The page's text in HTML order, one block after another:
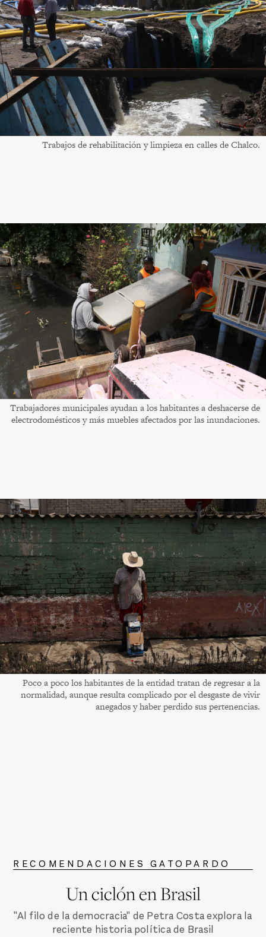
Trabajos de rehabilitación y limpieza en calles de Chalco.
Trabajadores municipales ayudan a los habitantes a deshacerse de
electrodomésticos y más muebles afectados por las inundaciones.
Poco a poco los habitantes de la entidad tratan de regresar a la
normalidad, aunque resulta complicado por el desgaste de vivir
anegados y haber perdido sus pertenencias.
RECOMENDACIONES GATOPARDO
Un ciclón en Brasil
"Al filo de la democracia" de Petra Costa explora la
reciente historia política de Brasil